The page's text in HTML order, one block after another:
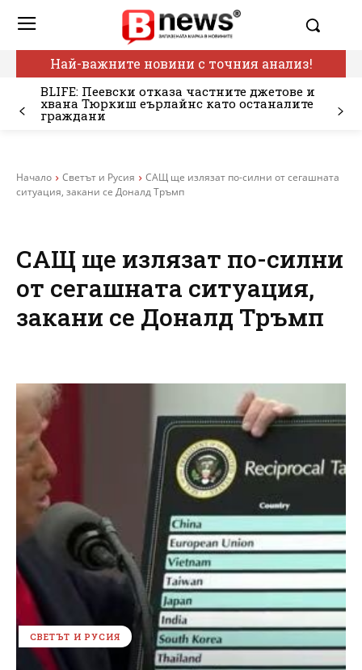
Най-важните новини с точния анализ!
BLIFE: Пеевски отказа частните джетове и
хвана Тюркиш еърлайнс като останалите
граждани
Начало Светът и Русия
САЩ ще излязат по-силни от сегашната
ситуация, закани се Доналд Тръмп
САЩ ще излязат по-силни
от сегашната ситуация,
закани се Доналд Тръмп
СВЕТЪТ И РУСИЯ